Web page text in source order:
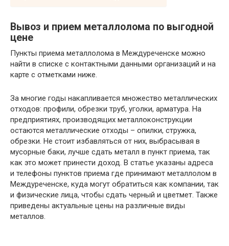
Вывоз и прием металлолома по выгодной
цене
Пункты приема металлолома в Междуреченске можно
найти в списке с контактными данными организаций и на
карте с отметками ниже.
За многие годы накапливается множество металлических
отходов: профили, обрезки труб, уголки, арматура. На
предприятиях, производящих металлоконструкции
остаются металлические отходы – опилки, стружка,
обрезки. Не стоит избавляться от них, выбрасывая в
мусорные баки, лучше сдать металл в пункт приема, так
как это может принести доход. В статье указаны адреса
и телефоны пунктов приема где принимают металлолом в
Междуреченске, куда могут обратиться как компании, так
и физические лица, чтобы сдать черный и цветмет. Также
приведены актуальные цены на различные виды
металлов.